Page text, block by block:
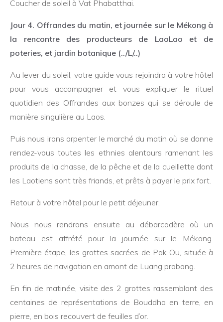
Coucher de soleil à Vat Phabatthai.
Jour 4. Offrandes du matin, et journée sur le Mékong à
la rencontre des producteurs de LaoLao et de
poteries, et jardin botanique (../L/..)
Au lever du soleil, votre guide vous rejoindra à votre hôtel
pour vous accompagner et vous expliquer le rituel
quotidien des Offrandes aux bonzes qui se déroule de
manière singulière au Laos.
Puis nous irons arpenter le marché du matin où se donne
rendez-vous toutes les ethnies alentours ramenant les
produits de la chasse, de la pêche et de la cueillette dont
les Laotiens sont très friands, et prêts à payer le prix fort.
Retour à votre hôtel pour le petit déjeuner.
Nous nous rendrons ensuite au débarcadère où un
bateau est affrété pour la journée sur le Mékong.
Première étape, les grottes sacrées de Pak Ou, située à
2 heures de navigation en amont de Luang prabang.
En fin de matinée, visite des 2 grottes rassemblant des
centaines de représentations de Bouddha en terre, en
pierre, en bois recouvert de feuilles d’or.